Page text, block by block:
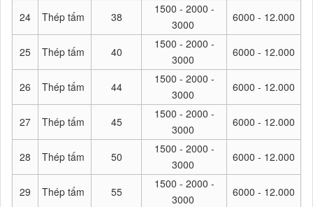
24 Thép tấm 38
1500 - 2000 -
3000
6000 - 12.000
25 Thép tấm 40
1500 - 2000 -
3000
6000 - 12.000
26 Thép tấm 44
1500 - 2000 -
3000
6000 - 12.000
27 Thép tấm 45
1500 - 2000 -
3000
6000 - 12.000
28 Thép tấm 50
1500 - 2000 -
3000
6000 - 12.000
29 Thép tấm 55
1500 - 2000 -
3000
6000 - 12.000